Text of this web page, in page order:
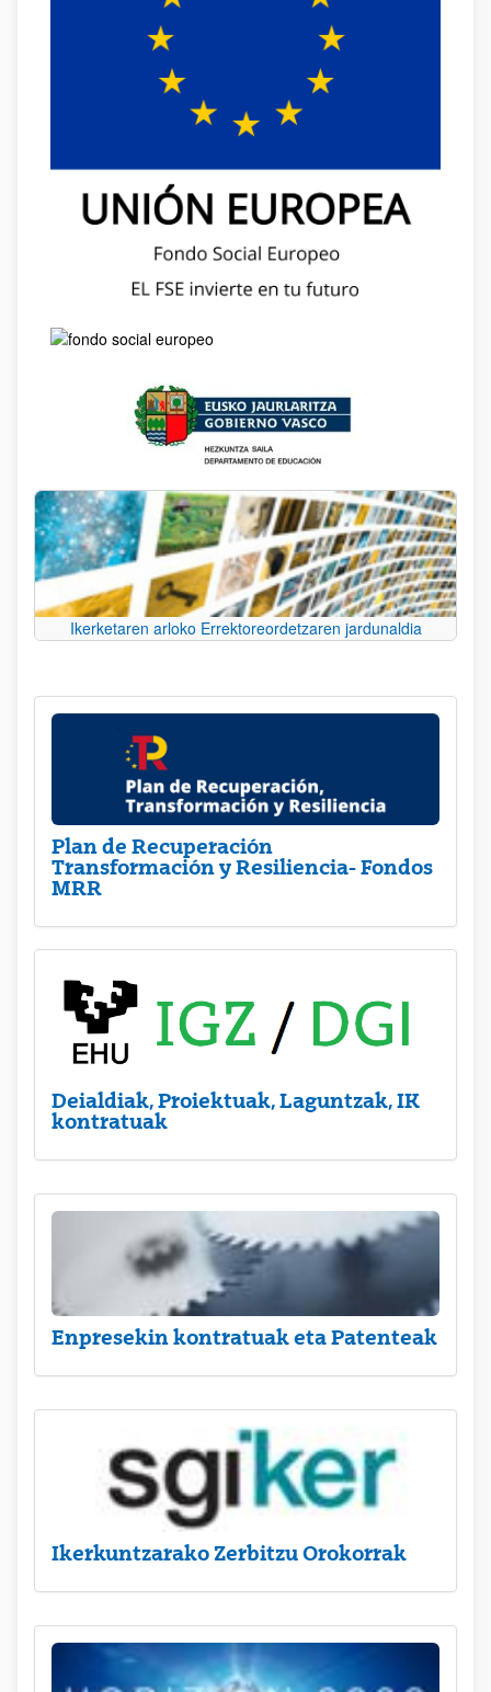
Ikerketaren arloko Errektoreordetzaren jardunaldia
Plan de Recuperación
Transformación y Resiliencia- Fondos
MRR
Deialdiak, Proiektuak, Laguntzak, IK
kontratuak
Enpresekin kontratuak eta Patenteak
Ikerkuntzarako Zerbitzu Orokorrak